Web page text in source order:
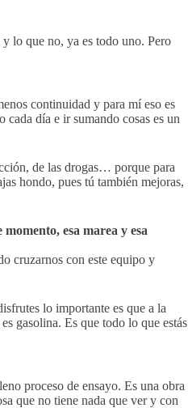
lo que no, ya es todo uno. Pero
continuidad y para mí eso es
día e ir sumando cosas es un
de las drogas… porque para
hondo, pues tú también mejoras,
esa marea y esa
cruzarnos con este equipo y
lo importante es que a la
gasolina. Es que todo lo que estás
proceso de ensayo. Es una obra
que no tiene nada que ver y con